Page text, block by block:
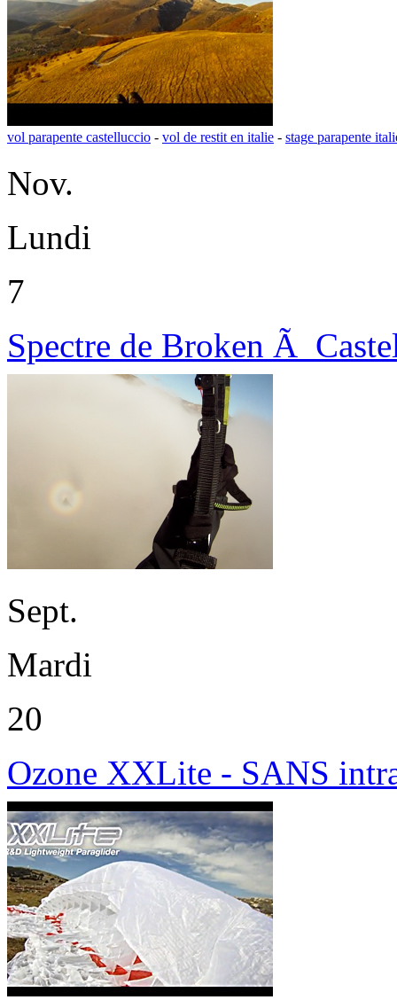
vol parapente castelluccio - vol de restit en italie - stage parapente
Nov.
Lundi
7
Spectre de Broken Ã
Sept.
Mardi
20
Ozone XXLite - SANS